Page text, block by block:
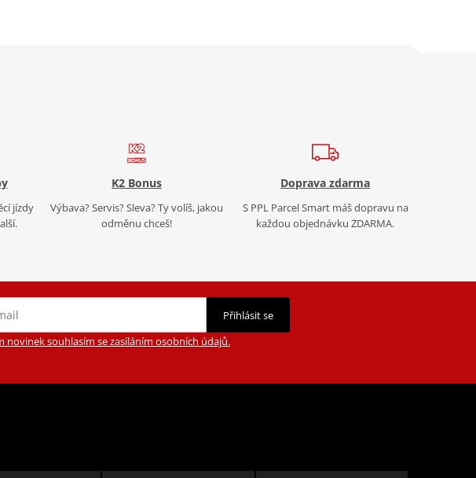
jízdy
K2 Bonus
Výbava? Servis? Sleva? Ty volíš, jakou
odměnu chceš!
Doprava zdarma
S PPL Parcel Smart máš dopravu na
každou objednávku ZDARMA.
Přihlásit se
novinek souhlasím se zasíláním osobních údajů.